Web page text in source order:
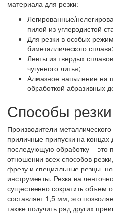
материала для резки:
Легированные/
пилой из углеродистой
Для резки в особых
биметаллического сплава;
Ленты из твердых
чугунного литья;
Алмазное напыление на
обработкой абразивных
Способы
Производители
приличные припуски на
последующую обработку – это
отношении всех способов
фрезу и специальные резцы,
инструменты. Резка на
существенно сократить объем
составляет 1,5 мм, это
также получить ряд других